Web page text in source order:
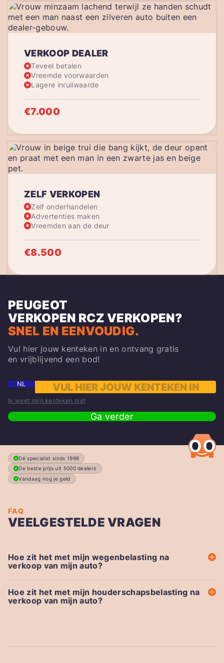
VERKOOP DEALER
Teveel betalen
Vreemde voorwaarden
Lagere inruilwaarde
€7.000
ZELF VERKOPEN
Zelf onderhandelen
Advertenties maken
Vreemden aan de deur
€8.500
PEUGEOT
VERKOPEN RCZ VERKOPEN?
SNEL EN EENVOUDIG.
Vul hier jouw kenteken in en ontvang gratis
en vrijblijvend een bod!
NL
Ik weet mijn kenteken niet
Ga verder
Dé specialist sinds 1998
De beste prijs uit 5000 dealers
Vandaag nog je geld
FAQ
VEELGESTELDE VRAGEN
Hoe zit het met mijn wegenbelasting na
verkoop van mijn auto?
Hoe zit het met mijn houderschapsbelasting na
verkoop van mijn auto?